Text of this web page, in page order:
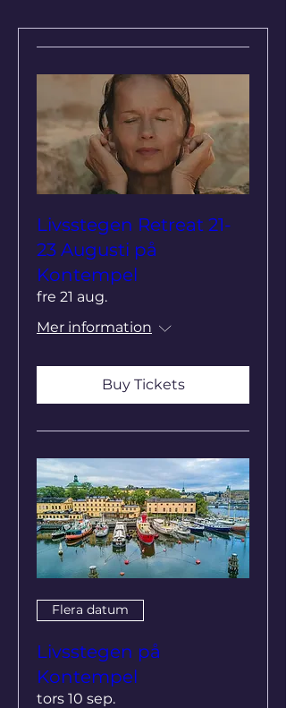
Livsstegen Retreat 21-
23 Augusti på
Kontempel
fre 21 aug.
Mer information
Buy Tickets
Flera datum
Livsstegen på
Kontempel
tors 10 sep.